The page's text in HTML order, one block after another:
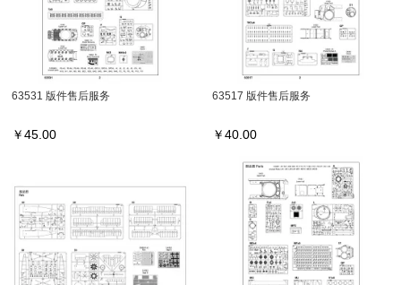
63531 版件售后服务
￥45.00
63517 版件售后服务
￥40.00